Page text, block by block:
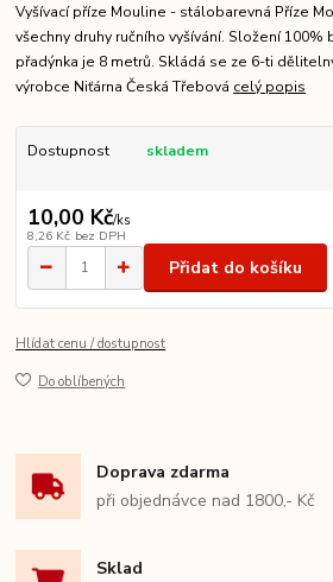
Vyšívací příze Mouline - stálobarevná Příze
všechny druhy ručního vyšívání. Složení
přadýnka je 8 metrů. Skládá se ze 6-ti
výrobce Niťárna Česká Třebová celý popis
Dostupnost skladem
10,00 Kč/ks
8,26 Kč bez DPH
Přidat do košíku
Hlídat cenu / dostupnost
Do oblíbených
Doprava zdarma
při objednávce nad 1800,- Kč
Sklad